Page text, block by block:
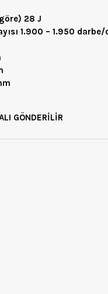
28 J
1.900 – 1.950
GÖNDERİLİR